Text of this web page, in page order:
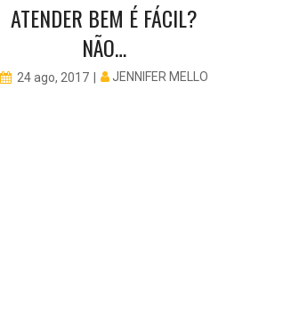
ATENDER BEM É FÁCIL?
NÃO…
24 ago, 2017 JENNIFER MELLO